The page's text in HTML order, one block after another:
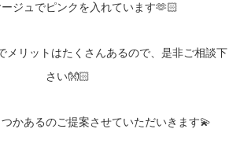
ジュでピンクを入れています🫶🏻
メリットはたくさんあるので、是非ご相談下
さい👐🏻
かあるのご提案させていただいきます💫